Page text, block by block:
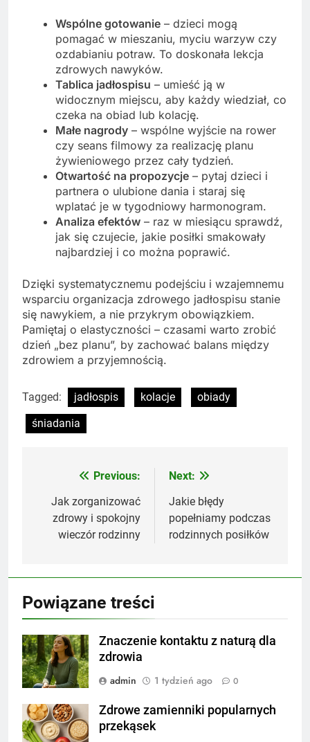
Wspólne gotowanie – dzieci mogą
pomagać w mieszaniu, myciu warzyw czy
ozdabianiu potraw. To doskonała lekcja
zdrowych nawyków.
Tablica jadłospisu – umieść ją w
widocznym miejscu, aby każdy wiedział, co
czeka na obiad lub kolację.
Małe nagrody – wspólne wyjście na rower
czy seans filmowy za realizację planu
żywieniowego przez cały tydzień.
Otwartość na propozycje – pytaj dzieci i
partnera o ulubione dania i staraj się
wplatać je w tygodniowy harmonogram.
Analiza efektów – raz w miesiącu sprawdź,
jak się czujecie, jakie posiłki smakowały
najbardziej i co można poprawić.
Dzięki systematycznemu podejściu i wzajemnemu
wsparciu organizacja zdrowego jadłospisu stanie
się nawykiem, a nie przykrym obowiązkiem.
Pamiętaj o elastyczności – czasami warto zrobić
dzień „bez planu”, by zachować balans między
zdrowiem a przyjemnością.
Tagged: jadłospis kolacje
obiady
śniadania
Nawigacja
wpisu
Previous:
Jak zorganizować
zdrowy i spokojny
wieczór rodzinny
Next:
Jakie błędy
popełniamy podczas
rodzinnych posiłków
Powiązane treści
Znaczenie kontaktu z naturą dla
zdrowia
admin
1 tydzień ago 0
Zdrowe zamienniki popularnych
przekąsek